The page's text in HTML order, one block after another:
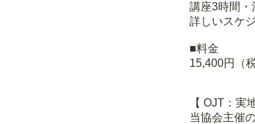
講座3時間・
詳しいスケ
■料金
15,400円（税
【 OJT：実
当協会主催